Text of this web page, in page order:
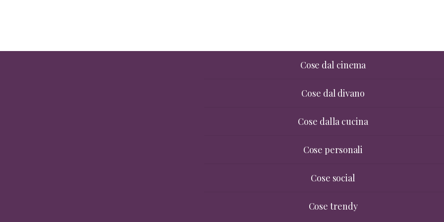
Cose dal cinema
Cose dal divano
Cose dalla cucina
Cose personali
Cose social
Cose trendy